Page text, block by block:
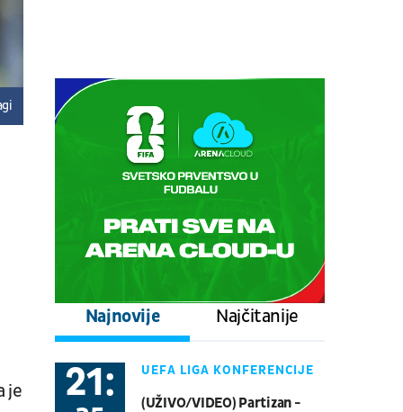
je
prepodnevna sesija
ATP 1000 - Montreal
18:30 UŽIVO
Centralni teren, dan 4,
WTA 1000 - Toronto
Twente - Dun. Streda
UEFA LIGA KONFERENCIJA -
Kvalifikacije
08.08.
Najnovije Najčitanije
UEFA LIGA KONFERENCIJE
21:
(UŽIVO/VIDEO) Partizan -